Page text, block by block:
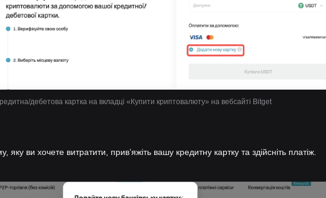
дебетова картка на вкладці «Купити криптовалюту» на вебсайті Bitget
яку ви хочете витратити, привʼяжіть вашу кредитну картку та здійсніть платіж.